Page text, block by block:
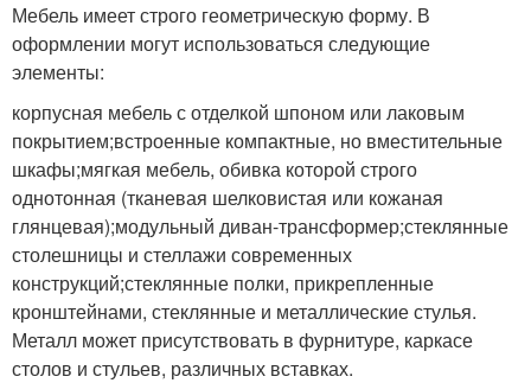
Мебель имеет строго геометрическую форму. В
оформлении могут использоваться следующие
элементы:
корпусная мебель с отделкой шпоном или лаковым
покрытием;встроенные компактные, но вместительные
шкафы;мягкая мебель, обивка которой строго
однотонная (тканевая шелковистая или кожаная
глянцевая);модульный диван-трансформер;стеклянные
столешницы и стеллажи современных
конструкций;стеклянные полки, прикрепленные
кронштейнами, стеклянные и металлические стулья.
Металл может присутствовать в фурнитуре, каркасе
столов и стульев, различных вставках.